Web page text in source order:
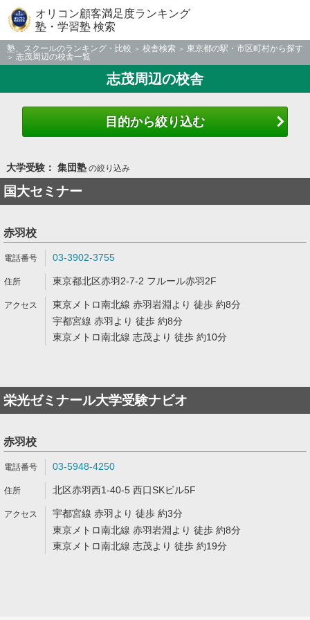
オリコン顧客満足度ランキング
塾・学習塾 検索
塾、スクールのランキング・比較 校舎検索
東京都の駅・市区町村から探す
志茂周辺の校舎一覧
志茂周辺の校舎
目的から絞り込む
大学受験： 集団塾の絞り込み
国大セミナー
赤羽校
03-3902-3755
東京都北区赤羽2-7-2 フルール赤羽2F
東京メトロ南北線 赤羽岩淵より 徒歩 約8分
宇都宮線 赤羽より 徒歩 約8分
東京メトロ南北線 志茂より 徒歩 約10分
栄光ゼミナール大学受験ナビオ
赤羽校
03-5948-4250
北区赤羽西1-40-5 西口SKビル5F
宇都宮線 赤羽より 徒歩 約3分
東京メトロ南北線 赤羽岩淵より 徒歩 約8分
東京メトロ南北線 志茂より 徒歩 約19分